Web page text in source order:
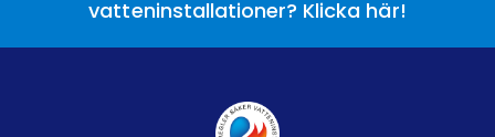
vatteninstallationer? Klicka här!